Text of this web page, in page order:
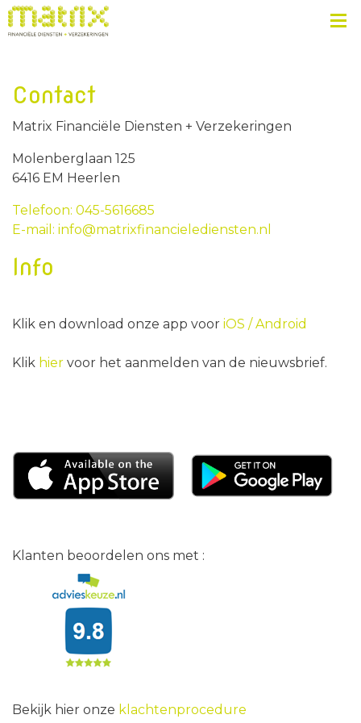
Contact
Matrix Financiële Diensten + Verzekeringen
Molenberglaan 125
6416 EM Heerlen
Telefoon: 045-5616685
E-mail: info@matrixfinancielediensten.nl
Info
Klik en download onze app voor iOS /Android
Klik hier voor het aanmelden van de nieuwsbrief.
Klanten beoordelen ons met :
Bekijk hier onze klachtenprocedure